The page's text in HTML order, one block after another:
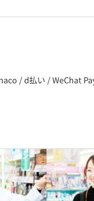
/ d払い / WeChat